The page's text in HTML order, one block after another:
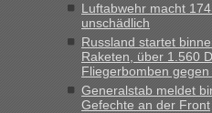
und du nicht damit handeln
Originalverpackt ist und
keine Probleme geben“
Recht, Visa und
gebrauchter Kleidung beim Zoll
Luftabwehr macht
unschädlich
Russland startet
Raketen, über 1.560
Fliegerbomben
Generalstab meldet
Gefechte an der Front